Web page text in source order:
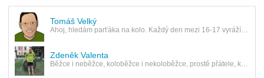
Tomáš Velký
Zdeněk Valenta